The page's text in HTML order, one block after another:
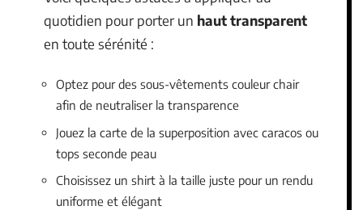
quotidien pour porter un haut transparent
en toute sérénité :
Optez pour des sous-vêtements couleur chair
afin de neutraliser la transparence
Jouez la carte de la superposition avec caracos ou
tops seconde peau
Choisissez un shirt à la taille juste pour un rendu
uniforme et élégant